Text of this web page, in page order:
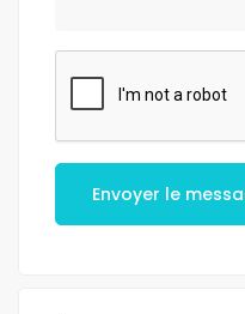
Envoyer le